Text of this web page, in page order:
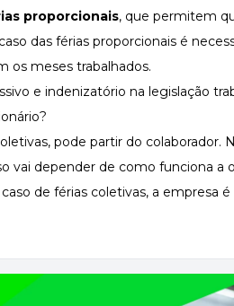
proporcionais, que permitem
das férias proporcionais é
os meses trabalhados.
e indenizatório na legislação
pode partir do colaborador.
vai depender de como funciona a
de férias coletivas, a empresa